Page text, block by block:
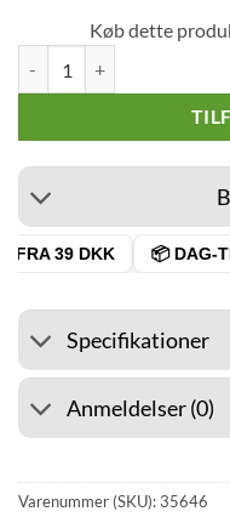
Køb dette
39 DKK 📦 DAG-
Specifikationer
Anmeldelser (0)
Varenummer (SKU):35646